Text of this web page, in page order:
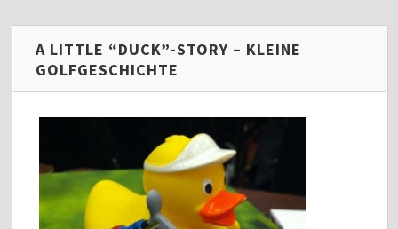
A LITTLE “DUCK”-STORY – KLEINE
GOLFGESCHICHTE